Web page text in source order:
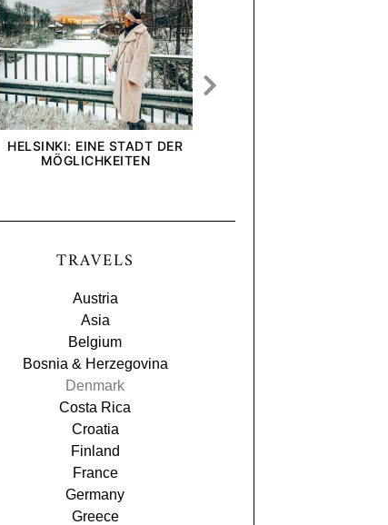
HELSINKI: EINE STADT DER
MÖGLICHKEITEN
TRAVELS
Austria
Asia
Belgium
Bosnia & Herzegovina
Denmark
Costa Rica
Croatia
Finland
France
Germany
Greece